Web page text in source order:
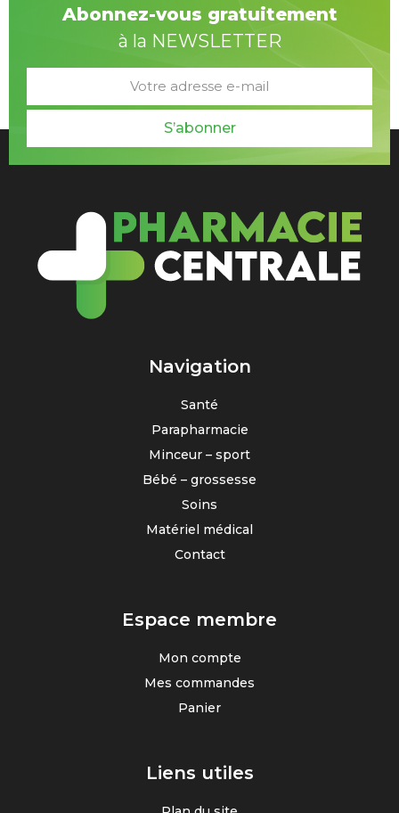
Abonnez-vous gratuitement
à la NEWSLETTER
S’abonner
Navigation
Santé
Parapharmacie
Minceur – sport
Bébé – grossesse
Soins
Matériel médical
Contact
Espace membre
Mon compte
Mes commandes
Panier
Liens utiles